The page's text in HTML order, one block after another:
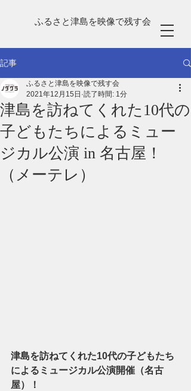
ふるさと津島を映像で残す会
記事
津島を訪ねてくれた10代の
子どもたちによるミュー
ジカル公演 in 名古屋！
（メーテレ）
ふるさと津島を映像で残す会
2021年12月15日 読了時間: 1分
津島を訪ねてくれた10代の子どもたち
によるミュージカル公演開催（名古
屋）！